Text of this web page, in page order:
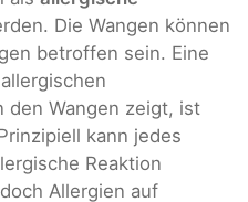
Die Wangen können
betroffen sein. Eine
den Wangen zeigt, ist
kann jedes
Reaktion
Allergien auf